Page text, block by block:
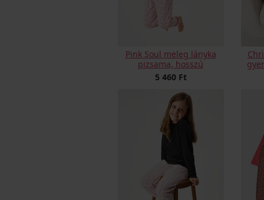
Pink Soul meleg lányka
pizsama, hosszú
5 460 Ft